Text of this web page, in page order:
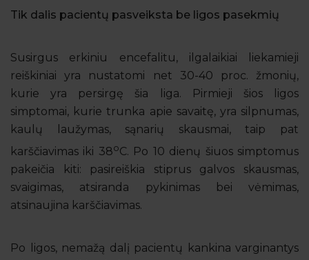
Tik dalis pacientų pasveiksta be ligos pasekmių
Susirgus erkiniu encefalitu, ilgalaikiai liekamieji
reiškiniai yra nustatomi net 30-40 proc. žmonių,
kurie yra persirgę šia liga. Pirmieji šios ligos
simptomai, kurie trunka apie savaitę, yra silpnumas,
kaulų laužymas, sąnarių skausmai, taip pat
karščiavimas iki 38oC. Po 10 dienų šiuos simptomus
pakeičia kiti: pasireiškia stiprus galvos skausmas,
svaigimas, atsiranda pykinimas bei vėmimas,
atsinaujina karščiavimas.
Po ligos, nemažą dalį pacientų kankina varginantys